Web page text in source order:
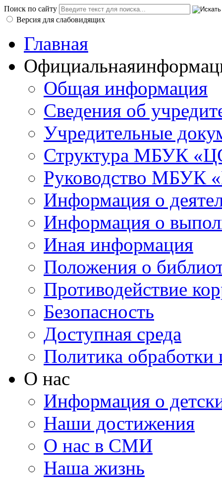
Поиск по сайту
Версия для слабовидящих
Главная
Официальная
Общая информация
Сведения об
Учредительные
Структура МБУК
Руководство МБУК
Информация о
Информация о
Иная информация
Положения о
Противодействие
Безопасность
Доступная среда
Политика
О нас
Информация о
Наши достижения
О нас в СМИ
Наша жизнь